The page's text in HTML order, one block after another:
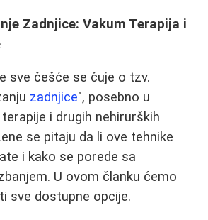
Zadnjice: Vakum Terapija i
sve češće se čuje o tzv.
zadnjice", posebno u
i drugih nehirurških
se pitaju da li ove tehnike
i kako se porede sa
U ovom članku ćemo
sve dostupne opcije.